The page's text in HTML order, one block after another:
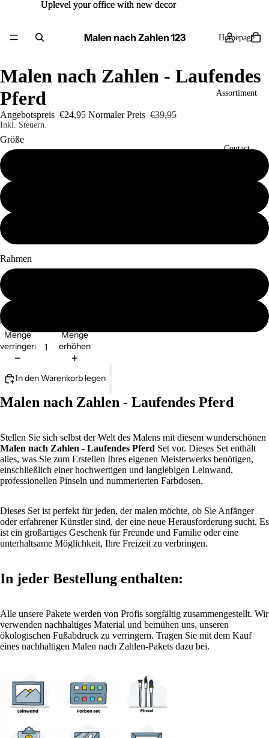
Uplevel your office with new decor
Uplevel your office with new decor
Malen nach Zahlen 123 Homepage
Assortiment
Contact
Malen nach Zahlen - Laufendes
Pferd
Angebotspreis €24,95 Normaler Preis €39,95
Inkl. Steuern.
Größe
Rahmen
Menge
verringern
Menge
erhöhen
In den Warenkorb legen
Malen nach Zahlen - Laufendes Pferd
Stellen Sie sich selbst der Welt des Malens mit diesem wunderschönen
Malen nach Zahlen - Laufendes Pferd Set vor. Dieses Set enthält
alles, was Sie zum Erstellen Ihres eigenen Meisterwerks benötigen,
einschließlich einer hochwertigen und langlebigen Leinwand,
professionellen Pinseln und nummerierten Farbdosen.
Dieses Set ist perfekt für jeden, der malen möchte, ob Sie Anfänger
oder erfahrener Künstler sind, der eine neue Herausforderung sucht. Es
ist ein großartiges Geschenk für Freunde und Familie oder eine
unterhaltsame Möglichkeit, Ihre Freizeit zu verbringen.
In jeder Bestellung enthalten:
Alle unsere Pakete werden von Profis sorgfältig zusammengestellt. Wir
verwenden nachhaltiges Material und bemühen uns, unseren
ökologischen Fußabdruck zu verringern. Tragen Sie mit dem Kauf
eines nachhaltigen Malen nach Zahlen-Pakets dazu bei.